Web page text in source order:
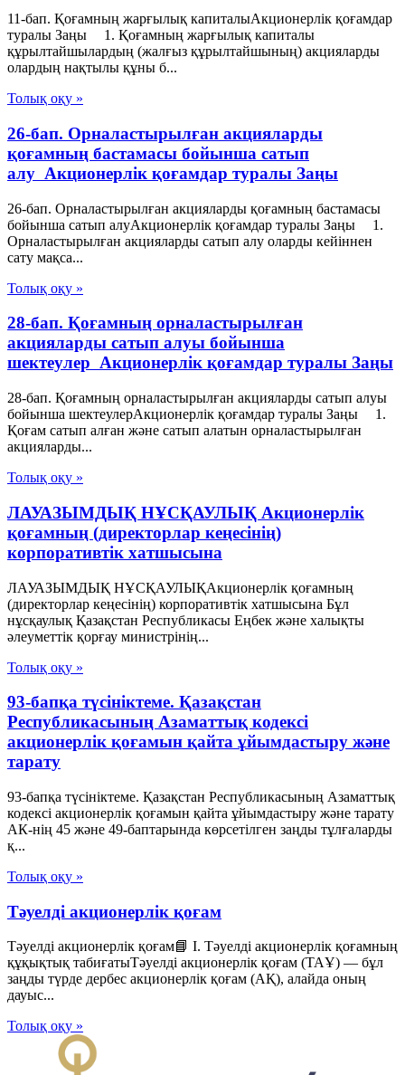
11-бап. Қоғамның жарғылық капиталыАкционерлік қоғамдар
туралы Заңы 1. Қоғамның жарғылық капиталы
құрылтайшылардың (жалғыз құрылтайшының) акцияларды
олардың нақтылы құны б...
Толық оқу »
26-бап. Орналастырылған акцияларды
қоғамның бастамасы бойынша сатып
алу Акционерлік қоғамдар туралы Заңы
26-бап. Орналастырылған акцияларды қоғамның бастамасы
бойынша сатып алуАкционерлік қоғамдар туралы Заңы 1.
Орналастырылған акцияларды сатып алу оларды кейіннен
сату мақса...
Толық оқу »
28-бап. Қоғамның орналастырылған
акцияларды сатып алуы бойынша
шектеулер Акционерлік қоғамдар туралы Заңы
28-бап. Қоғамның орналастырылған акцияларды сатып алуы
бойынша шектеулерАкционерлік қоғамдар туралы Заңы 1.
Қоғам сатып алған және сатып алатын орналастырылған
акцияларды...
Толық оқу »
ЛАУАЗЫМДЫҚ НҰСҚАУЛЫҚ Акционерлік
қоғамның (директорлар кеңесінің)
корпоративтік хатшысына
ЛАУАЗЫМДЫҚ НҰСҚАУЛЫҚАкционерлік қоғамның
(директорлар кеңесінің) корпоративтік хатшысына Бұл
нұсқаулық Қазақстан Республикасы Еңбек және халықты
әлеуметтік қорғау министрінің...
Толық оқу »
93-бапқа түсініктеме. Қазақстан
Республикасының Азаматтық кодексі
акционерлік қоғамын қайта ұйымдастыру және
тарату
93-бапқа түсініктеме. Қазақстан Республикасының Азаматтық
кодексі акционерлік қоғамын қайта ұйымдастыру және тарату
АК-нің 45 және 49-баптарында көрсетілген заңды тұлғаларды
қ...
Толық оқу »
Тәуелді акционерлік қоғам
Тәуелді акционерлік қоғам📘 I. Тәуелді акционерлік қоғамның
құқықтық табиғатыТәуелді акционерлік қоғам (ТАҰ) — бұл
заңды түрде дербес акционерлік қоғам (АҚ), алайда оның
дауыс...
Толық оқу »